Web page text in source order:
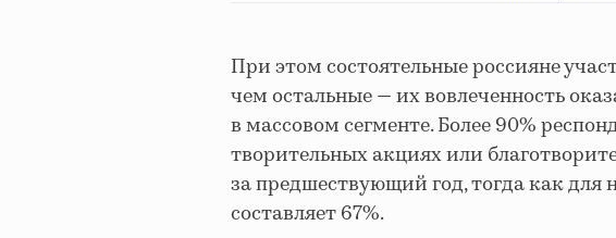
При этом состоятельные россияне
чем остальные — их вовлеченность
в массовом сегменте. Более 90%
творительных акциях или
за предшествующий год, тогда как для
составляет 67%.